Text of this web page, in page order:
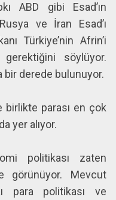
ABD gibi Esad’ın
ve İran Esad’ı
Türkiye’nin Afrin’i
söylüyor.
bir derede bulunuyor.
birlikte parası en çok
yer alıyor.
politikası zaten
görünüyor. Mevcut
para politikası ve